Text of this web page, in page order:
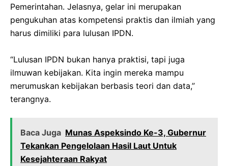
Pemerintahan. Jelasnya, gelar ini merupakan
pengukuhan atas kompetensi praktis dan ilmiah yang
harus dimiliki para lulusan IPDN.
“Lulusan IPDN bukan hanya praktisi, tapi juga
ilmuwan kebijakan. Kita ingin mereka mampu
merumuskan kebijakan berbasis teori dan data,”
terangnya.
Baca Juga Munas Aspeksindo Ke-3, Gubernur
Tekankan Pengelolaan Hasil Laut Untuk
Kesejahteraan Rakyat